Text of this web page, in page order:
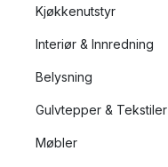
Kjøkkenutstyr
Interiør & Innredning
Belysning
Gulvtepper & Tekstiler
Møbler